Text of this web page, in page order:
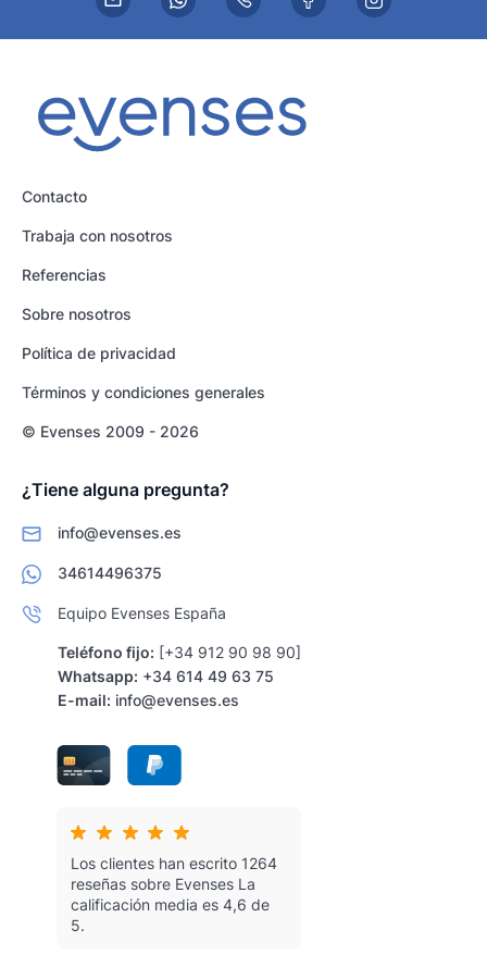
Contacto
Trabaja con nosotros
Referencias
Sobre nosotros
Política de privacidad
Términos y condiciones generales
© Evenses 2009 - 2026
¿Tiene alguna pregunta?
info@evenses.es
34614496375
Equipo Evenses España
Teléfono fijo: [+34 912 90 98 90]
Whatsapp: +34 614 49 63 75
E-mail: info@evenses.es
Los clientes han escrito 1264
reseñas sobre Evenses La
calificación media es 4,6 de
5.